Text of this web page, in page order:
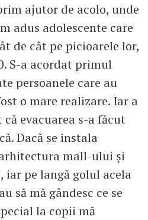
ajutor de acolo, unde
adus adolescente care
de cât pe picioarele lor,
S-a acordat primul
persoanele care au
o mare realizare. Iar a
evacuarea s-a făcut
Dacă se instala
mall-ului și
pe langă golul acela
să mă gândesc ce se
la copii mă